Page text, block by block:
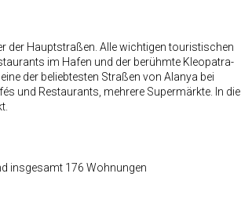
der Hauptstraßen. Alle wichtigen touristischen
im Hafen und der berühmte Kleopatra-
der beliebtesten Straßen von Alanya bei
und Restaurants, mehrere Supermärkte. In die
insgesamt 176 Wohnungen